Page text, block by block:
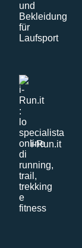
i-Run.it